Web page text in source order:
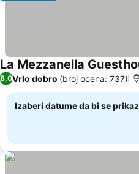
La Mezzanella
8,0Vrlo dobro (broj ocena: 737)
Izaberi datume da bi se